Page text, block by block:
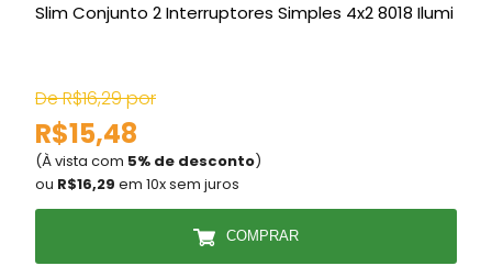
Slim Conjunto 2 Interruptores Simples 4x2 8018 Ilumi
De R$16,29 por
R$15,48
(À vista com 5% de desconto)
ou R$16,29 em 10x sem juros
COMPRAR